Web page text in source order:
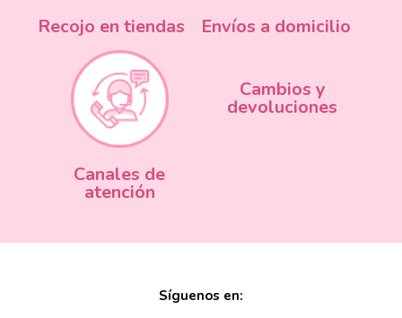
Recojo en tiendas Envíos a domicilio
Canales de
atención
Cambios y
devoluciones
Síguenos en: